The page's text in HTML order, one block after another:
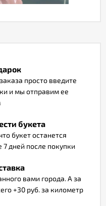
просто введите
и мы отправим ее
букета
букет останется
дней после покупки
вами города. А за
+30 руб. за километр